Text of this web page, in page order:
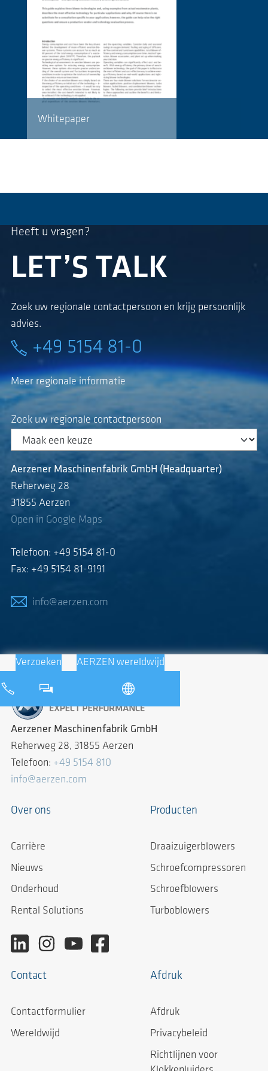
Whitepaper
Heeft u vragen?
LET’S TALK
Zoek uw regionale contactpersoon en krijg persoonlijk
advies.
+49 5154 81-0
Meer regionale informatie
Zoek uw regionale contactpersoon
Aerzener Maschinenfabrik GmbH (Headquarter)
Reherweg 28
31855 Aerzen
Open in Google Maps
Telefoon: +49 5154 81-0
Fax: +49 5154 81-9191
info@aerzen.com
Verzoeken AERZEN wereldwijd
Aerzener Maschinenfabrik GmbH
Reherweg 28, 31855 Aerzen
Telefoon: +49 5154 810
info@aerzen.com
Over ons
Carrière
Nieuws
Onderhoud
Rental Solutions
Producten
Draaizuigerblowers
Schroefcompressoren
Schroefblowers
Turboblowers
Contact
Contactformulier
Wereldwijd
Afdruk
Afdruk
Privacybeleid
Richtlijnen voor